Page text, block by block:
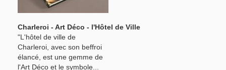
Charleroi - Art Déco - l'Hôtel de Ville
"L'hôtel de ville de
Charleroi, avec son beffroi
élancé, est une gemme de
l'Art Déco et le symbole...